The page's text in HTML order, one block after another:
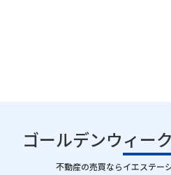
ゴールデンウィー
｜
不動産の売買ならイエステー